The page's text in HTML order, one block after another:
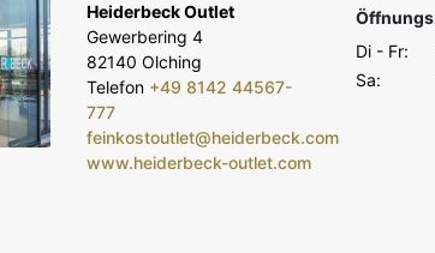
Heiderbeck Outlet
Gewerbering 4
82140 Olching
Telefon +49 8142 44567-
777
feinkostoutlet@heiderbeck.com
www.heiderbeck-outlet.com
Di - Fr:
Sa: